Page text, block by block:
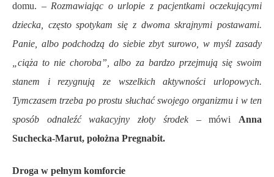
domu. – Rozmawiając o urlopie z pacjentkami oczekującymi
dziecka, często spotykam się z dwoma skrajnymi postawami.
Panie, albo podchodzą do siebie zbyt surowo, w myśl zasady
„ciąża to nie choroba”, albo za bardzo przejmują się swoim
stanem i rezygnują ze wszelkich aktywności urlopowych.
Tymczasem trzeba po prostu słuchać swojego organizmu i w ten
sposób odnaleźć wakacyjny złoty środek – mówi Anna
Suchecka-Marut, położna Pregnabit.
Droga w pełnym komforcie